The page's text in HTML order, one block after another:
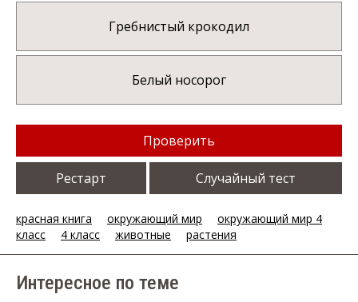
Гребнистый крокодил
Белый носорог
Проверить
Рестарт Случайный тест
красная книга окружающий мир
окружающий мир 4
класс
4 класс животные растения
Интересное по теме